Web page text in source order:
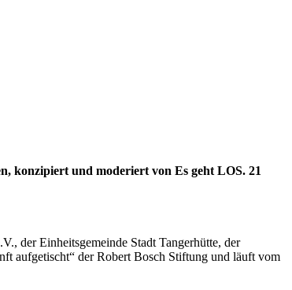
konzipiert und moderiert von Es geht LOS. 21
der Einheitsgemeinde Stadt Tangerhütte, der
aufgetischt“ der Robert Bosch Stiftung und läuft vom